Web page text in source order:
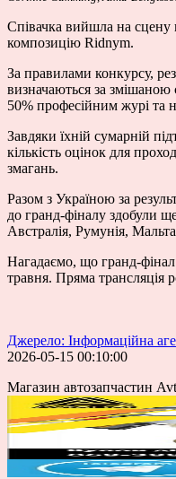
Співачка вийшла на сцену
композицію Ridnym.
За правилами конкурсу,
визначаються за
50% професійним журі та
Завдяки їхній сумарній
кількість оцінок для
змагань.
Разом з Україною за
до гранд-фіналу здобули
Австралія, Румунія,
Нагадаємо, що гранд-фінал
травня. Пряма трансляція
Джерело: Інформаційна
2026-05-15 00:10:00
Магазин автозапчастин